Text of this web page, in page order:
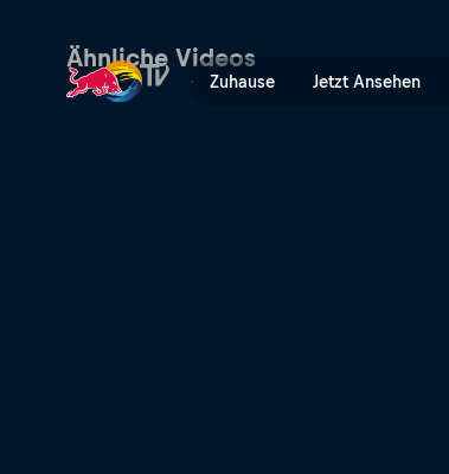
Zuhause Jetzt Ansehen
Das making of
Ähnliche Videos